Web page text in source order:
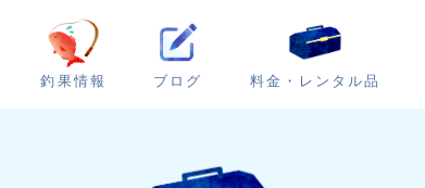
釣果情報 ブログ 料金・レンタル品